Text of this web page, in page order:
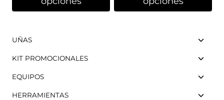
UÑAS
KIT PROMOCIONALES
EQUIPOS
HERRAMIENTAS